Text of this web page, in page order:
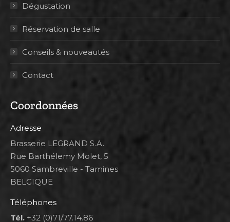
Dégustation
Réservation de salle
Conseils & nouveautés
Contact
Coordonnées
Adresse
Brasserie LEGRAND S.A.
Rue Barthélemy Molet, 5
5060 Sambreville - Tamines
BELGIQUE
Téléphones
Tél. +32 (0)71/77.14.86